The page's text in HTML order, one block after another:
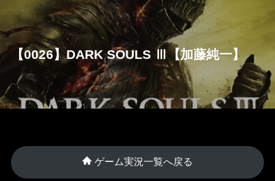
【0026】DARK SOULS Ⅲ【加藤純一】
ゲーム実況一覧へ戻る